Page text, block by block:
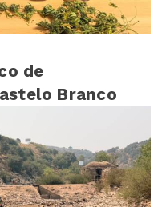
de
Branco